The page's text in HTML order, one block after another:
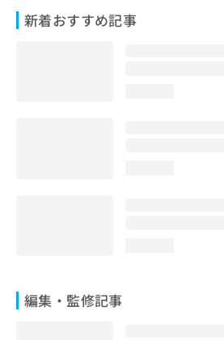
新着おすすめ記事
編集・監修記事
お
問